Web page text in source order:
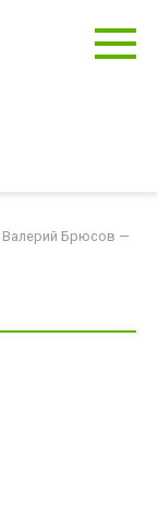
Валерий Брюсов —